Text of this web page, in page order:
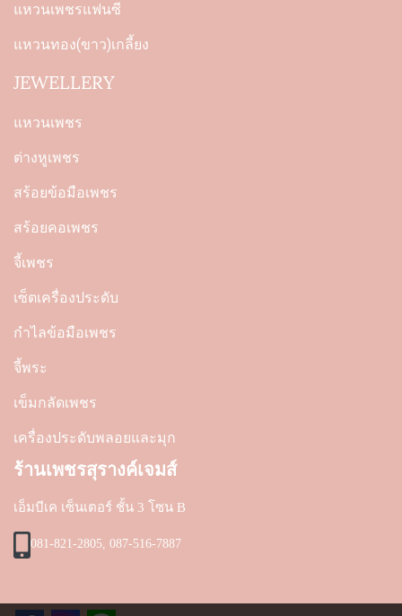
แหวนเพชรแฟนซี
แหวนทอง(ขาว)เกลี้ยง
JEWELLERY
แหวนเพชร
ต่างหูเพชร
สร้อยข้อมือเพชร
สร้อยคอเพชร
จี้เพชร
เซ็ตเครื่องประดับ
กำไลข้อมือเพชร
จี้พระ
เข็มกลัดเพชร
เครื่องประดับพลอยและมุก
ร้านเพชรสุรางค์เจมส์
เอ็มบีเค เซ็นเตอร์ ชั้น 3 โซน B
081-821-2805, 087-516-7887